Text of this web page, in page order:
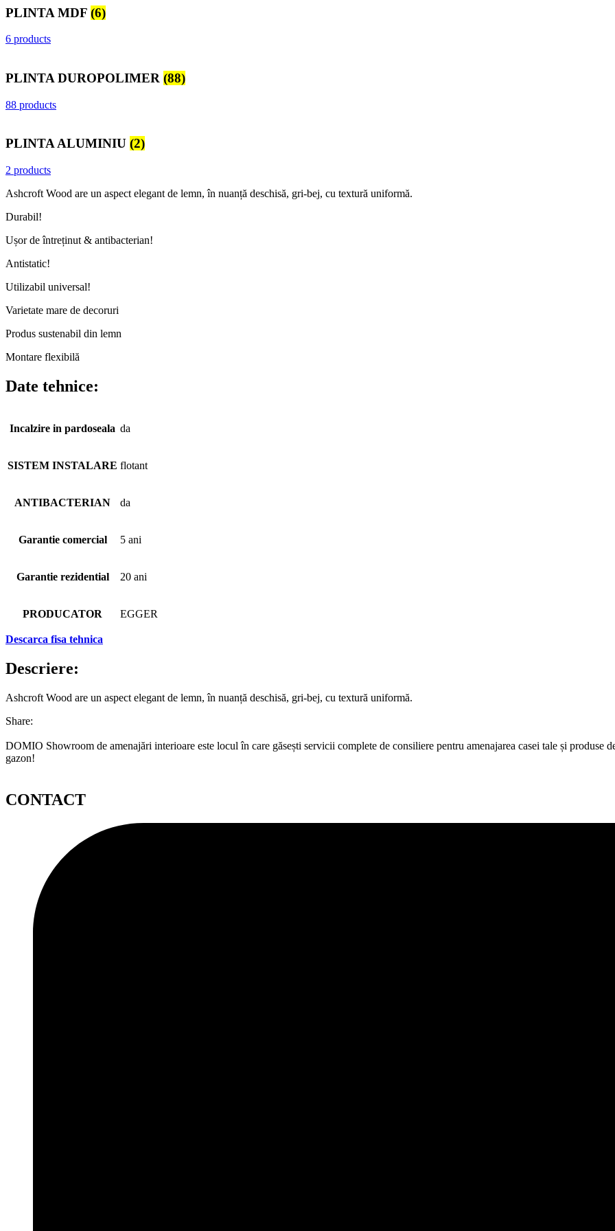
PLINTA MDF (6)
6 products
PLINTA DUROPOLIMER (88)
88 products
PLINTA ALUMINIU (2)
2 products
Ashcroft Wood are un aspect elegant de lemn, în nuanță deschisă, gri-bej, cu textură uniformă.
Durabil!
Ușor de întreținut & antibacterian!
Antistatic!
Utilizabil universal!
Varietate mare de decoruri
Produs sustenabil din lemn
Montare flexibilă
Date tehnice:
Incalzire in pardoseala da
SISTEM INSTALARE flotant
ANTIBACTERIAN da
Garantie comercial 5 ani
Garantie rezidential 20 ani
PRODUCATOR EGGER
Descarca fisa tehnica
Descriere:
Ashcroft Wood are un aspect elegant de lemn, în nuanță deschisă, gri-bej, cu textură uniformă.
Share:
DOMIO Showroom de amenajări interioare este locul în care găsești servicii complete de consiliere pentru amenajarea casei tale și produse
gazon!
CONTACT